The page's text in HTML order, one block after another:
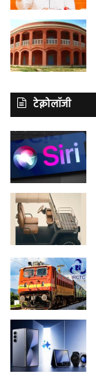
टेक्नोलॉजी